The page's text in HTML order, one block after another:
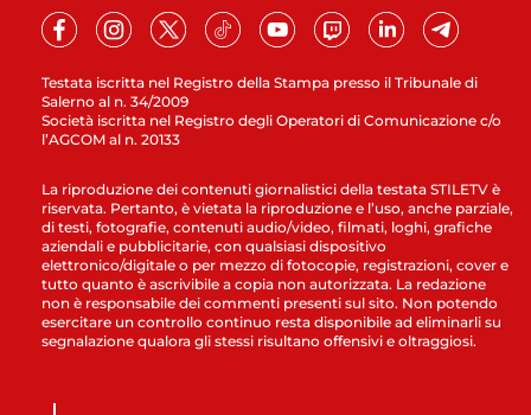
Testata iscritta nel Registro della Stampa presso il Tribunale di
Salerno al n. 34/2009
Società iscritta nel Registro degli Operatori di Comunicazione c/o
l’AGCOM al n. 20133
La riproduzione dei contenuti giornalistici della testata STILETV è
riservata. Pertanto, è vietata la riproduzione e l’uso, anche parziale,
di testi, fotografie, contenuti audio/video, filmati, loghi, grafiche
aziendali e pubblicitarie, con qualsiasi dispositivo
elettronico/digitale o per mezzo di fotocopie, registrazioni, cover e
tutto quanto è ascrivibile a copia non autorizzata. La redazione
non è responsabile dei commenti presenti sul sito. Non potendo
esercitare un controllo continuo resta disponibile ad eliminarli su
segnalazione qualora gli stessi risultano offensivi e oltraggiosi.